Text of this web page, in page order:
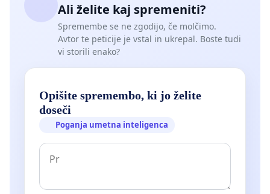
Ali želite kaj spremeniti?
Spremembe se ne zgodijo, če molčimo.
Avtor te peticije je vstal in ukrepal. Boste tudi
vi storili enako?
Opišite spremembo, ki jo želite
doseči
Poganja umetna inteligenca